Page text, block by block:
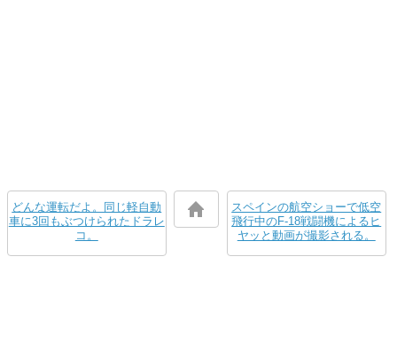
どんな運転だよ。同じ軽自動
車に3回もぶつけられたドラレ
コ。
スペインの航空ショーで低空
飛行中のF-18戦闘機によるヒ
ヤッと動画が撮影される。